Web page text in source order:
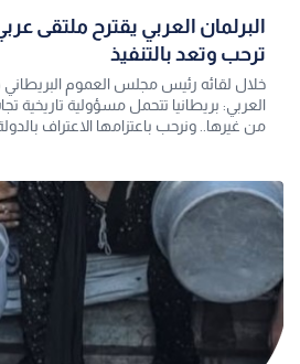
البرلمان العربي يقترح ملتقى
ترحب وتعد بالتنفيذ
خلال لقائه رئيس مجلس العموم البريطاني
العربي: بريطانيا تتحمل مسؤولية تاريخية
من غيرها.. ونرحب باعتزامها الاعتراف